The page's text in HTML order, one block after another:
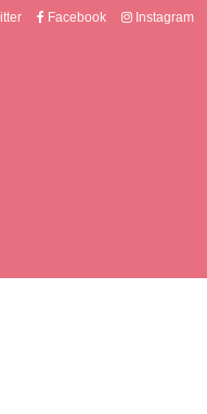
Facebook Instagram